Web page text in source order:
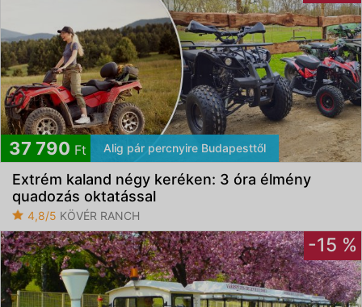
37 790 Ft Alig pár percnyire Budapesttől
Extrém kaland négy keréken: 3 óra élmény
quadozás oktatással
4,8/5 KÖVÉR RANCH
-15 %